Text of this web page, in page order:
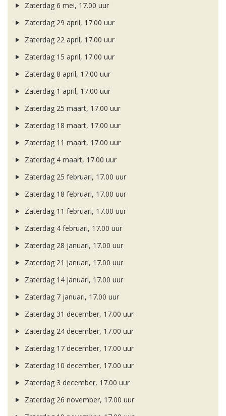
Zaterdag 6 mei, 17.00 uur
Zaterdag 29 april, 17.00 uur
Zaterdag 22 april, 17.00 uur
Zaterdag 15 april, 17.00 uur
Zaterdag 8 april, 17.00 uur
Zaterdag 1 april, 17.00 uur
Zaterdag 25 maart, 17.00 uur
Zaterdag 18 maart, 17.00 uur
Zaterdag 11 maart, 17.00 uur
Zaterdag 4 maart, 17.00 uur
Zaterdag 25 februari, 17.00 uur
Zaterdag 18 februari, 17.00 uur
Zaterdag 11 februari, 17.00 uur
Zaterdag 4 februari, 17.00 uur
Zaterdag 28 januari, 17.00 uur
Zaterdag 21 januari, 17.00 uur
Zaterdag 14 januari, 17.00 uur
Zaterdag 7 januari, 17.00 uur
Zaterdag 31 december, 17.00 uur
Zaterdag 24 december, 17.00 uur
Zaterdag 17 december, 17.00 uur
Zaterdag 10 december, 17.00 uur
Zaterdag 3 december, 17.00 uur
Zaterdag 26 november, 17.00 uur